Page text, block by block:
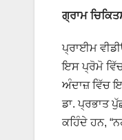
ਗ੍ਰਾਮ
ਪ੍ਰਾਈਮ
ਇਸ ਪ੍ਰੋਮੋ
ਅੰਦਾਜ਼ ਵਿੱਚ
ਡਾ. ਪ੍ਰਭਾਤ
ਕਹਿੰਦੇ ਹਨ,